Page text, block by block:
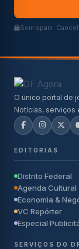
Sem spam.
O único portal de
Notícias, serviços
EDITORIAS
Distrito Federal
Agenda Cultural
Economia &
VC Repórter
Especial
SERVIÇOS DO